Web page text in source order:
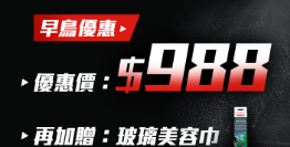
熱銷組合｜車體